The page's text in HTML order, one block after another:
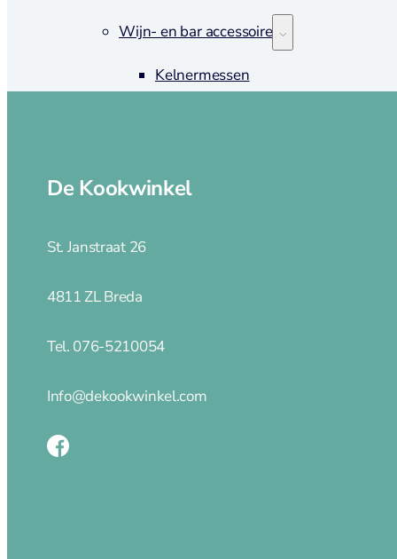
Wijn- en bar accessoires
Kelnermessen
Koelers
Blenders
Foodprocessor
Slowcookers
Staaf- en handmixers
Messen
De Kookwinkel
St. Janstraat 26
4811 ZL Breda
Tel. 076-5210054
Info@dekookwinkel.com